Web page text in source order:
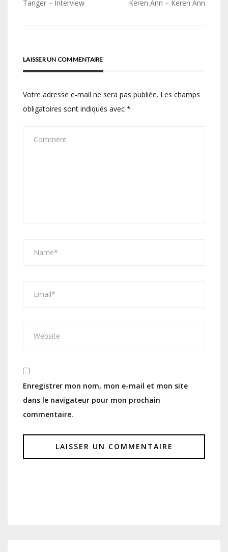
Navigation
Tanger – Interview Keren Ann – Keren Ann
LAISSER UN COMMENTAIRE
Votre adresse e-mail ne sera pas publiée. Les champs
obligatoires sont indiqués avec *
Enregistrer mon nom, mon e-mail et mon site
dans le navigateur pour mon prochain
commentaire.